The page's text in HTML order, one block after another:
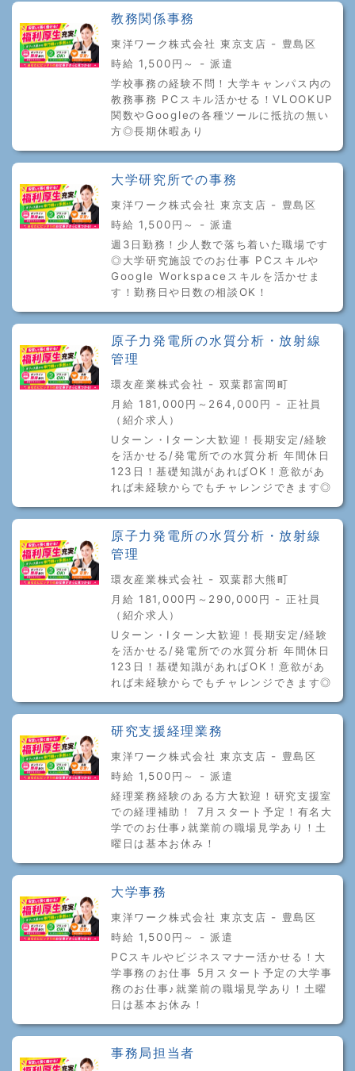
教務関係事務
東洋ワーク株式会社 東京支店 - 豊島区
時給 1,500円～ - 派遣
学校事務の経験不問！大学キャンパス内の
教務事務 PCスキル活かせる！VLOOKUP
関数やGoogleの各種ツールに抵抗の無い
方◎長期休暇あり
大学研究所での事務
東洋ワーク株式会社 東京支店 - 豊島区
時給 1,500円～ - 派遣
週3日勤務！少人数で落ち着いた職場です
◎大学研究施設でのお仕事 PCスキルや
Google Workspaceスキルを活かせま
す！勤務日や日数の相談OK！
原子力発電所の水質分析・放射線
管理
環友産業株式会社 - 双葉郡富岡町
月給 181,000円～264,000円 - 正社員
（紹介求人）
Uターン・Iターン大歓迎！長期安定/経験
を活かせる/発電所での水質分析 年間休日
123日！基礎知識があればOK！意欲があ
れば未経験からでもチャレンジできます◎
原子力発電所の水質分析・放射線
管理
環友産業株式会社 - 双葉郡大熊町
月給 181,000円～290,000円 - 正社員
（紹介求人）
Uターン・Iターン大歓迎！長期安定/経験
を活かせる/発電所での水質分析 年間休日
123日！基礎知識があればOK！意欲があ
れば未経験からでもチャレンジできます◎
研究支援経理業務
東洋ワーク株式会社 東京支店 - 豊島区
時給 1,500円～ - 派遣
経理業務経験のある方大歓迎！研究支援室
での経理補助！ 7月スタート予定！有名大
学でのお仕事♪就業前の職場見学あり！土
曜日は基本お休み！
大学事務
東洋ワーク株式会社 東京支店 - 豊島区
時給 1,500円～ - 派遣
PCスキルやビジネスマナー活かせる！大
学事務のお仕事 5月スタート予定の大学事
務のお仕事♪就業前の職場見学あり！土曜
日は基本お休み！
事務局担当者